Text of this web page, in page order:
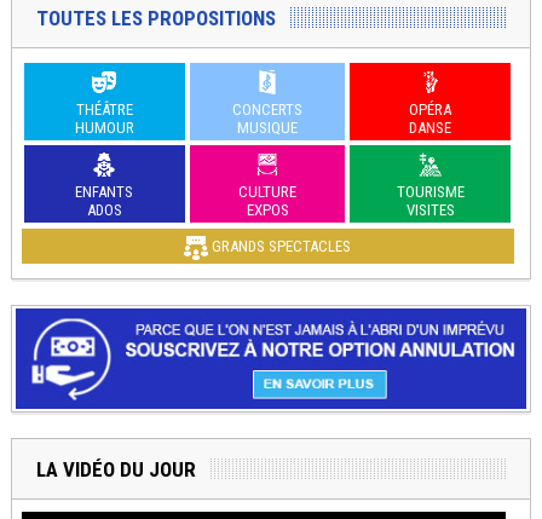
TOUTES LES PROPOSITIONS
THÉÂTRE
HUMOUR
CONCERTS
MUSIQUE
OPÉRA
DANSE
ENFANTS
ADOS
CULTURE
EXPOS
TOURISME
VISITES
GRANDS SPECTACLES
LA VIDÉO DU JOUR